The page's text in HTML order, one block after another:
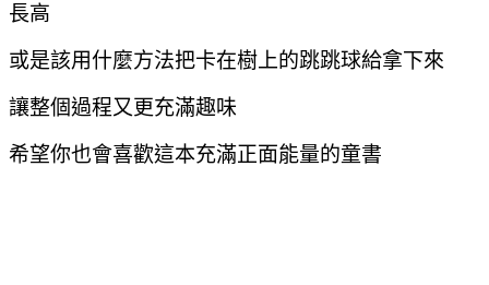
長高
或是該用什麼方法把卡在樹上的跳跳球給拿下來
讓整個過程又更充滿趣味
希望你也會喜歡這本充滿正面能量的童書